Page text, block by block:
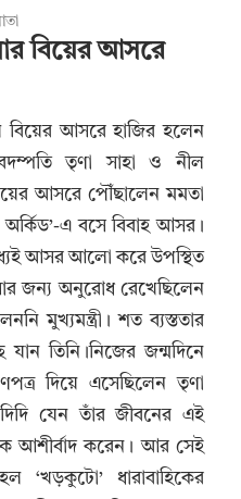
বিয়ের আসরে
বিয়ের আসরে হাজির হলেন
তৃণা সাহা ও নীল
আসরে পৌঁছালেন মমতা
অর্কিড’-এ বসে বিবাহ আসর।
আসর আলো করে উপস্থিত
জন্য অনুরোধ রেখেছিলেন
মুখ্যমন্ত্রী। শত ব্যস্ততার
তিনি।নিজের জন্মদিনে
দিয়ে এসেছিলেন তৃণা
যেন তাঁর জীবনের এই
আশীর্বাদ করেন। আর সেই
ধারাবাহিকের